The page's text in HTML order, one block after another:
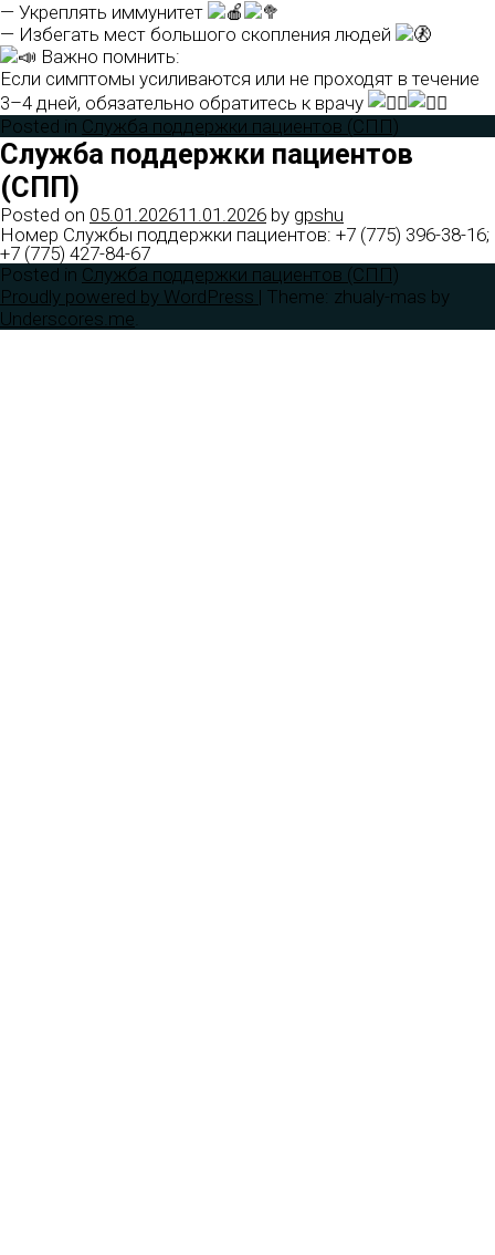
— Укреплять иммунитет
— Избегать мест большого скопления людей
Важно помнить:
Если симптомы усиливаются или не проходят в течение
3–4 дней, обязательно обратитесь к врачу
Posted in Служба поддержки пациентов (СПП)
Служба поддержки пациентов
(СПП)
Posted on 05.01.202611.01.2026 by gpshu
Номер Службы поддержки пациентов: +7 (775) 396-38-16;
+7 (775) 427-84-67
Posted in Служба поддержки пациентов (СПП)
Proudly powered by WordPress | Theme: zhualy-mas by
Underscores.me